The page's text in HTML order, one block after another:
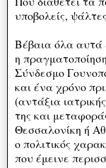
υποβολείς,
Βέβαια όλα αυτά
η
Σύνδεσμο
και ένα χρόνο
(αντάξια
της και
Θεσσαλονίκη ή
ο πολιτικός
που έμεινε